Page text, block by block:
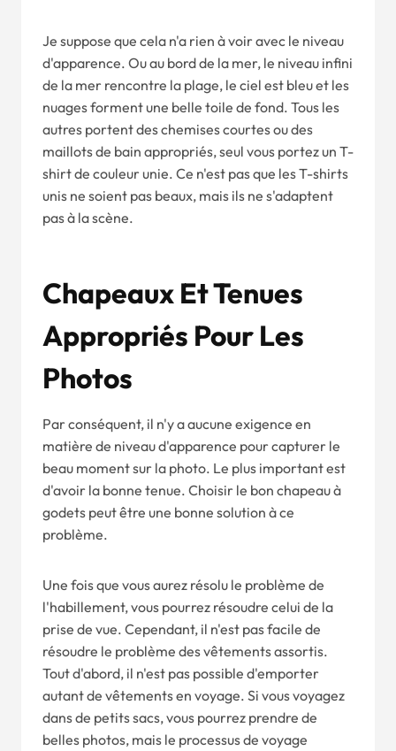
Je suppose que cela n'a rien à voir avec le niveau
d'apparence. Ou au bord de la mer, le niveau infini
de la mer rencontre la plage, le ciel est bleu et les
nuages forment une belle toile de fond. Tous les
autres portent des chemises courtes ou des
maillots de bain appropriés, seul vous portez un T-
shirt de couleur unie. Ce n'est pas que les T-shirts
unis ne soient pas beaux, mais ils ne s'adaptent
pas à la scène.
Chapeaux Et Tenues
Appropriés Pour Les
Photos
Par conséquent, il n'y a aucune exigence en
matière de niveau d'apparence pour capturer le
beau moment sur la photo. Le plus important est
d'avoir la bonne tenue. Choisir le bon chapeau à
godets peut être une bonne solution à ce
problème.
Une fois que vous aurez résolu le problème de
l'habillement, vous pourrez résoudre celui de la
prise de vue. Cependant, il n'est pas facile de
résoudre le problème des vêtements assortis.
Tout d'abord, il n'est pas possible d'emporter
autant de vêtements en voyage. Si vous voyagez
dans de petits sacs, vous pourrez prendre de
belles photos, mais le processus de voyage